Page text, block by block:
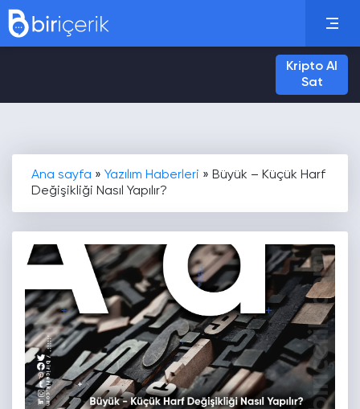
Kripto Al
Sat
Ana sayfa » Yazılım Haberleri » Büyük – Küçük Harf
Değişikliği Nasıl Yapılır?